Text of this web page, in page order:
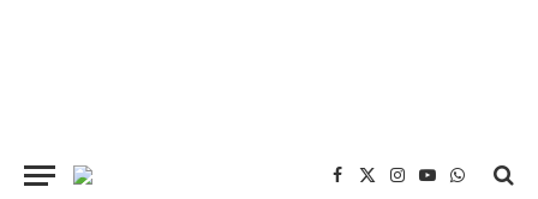
Facebook
X
Instagram
YouTube
WhatsApp